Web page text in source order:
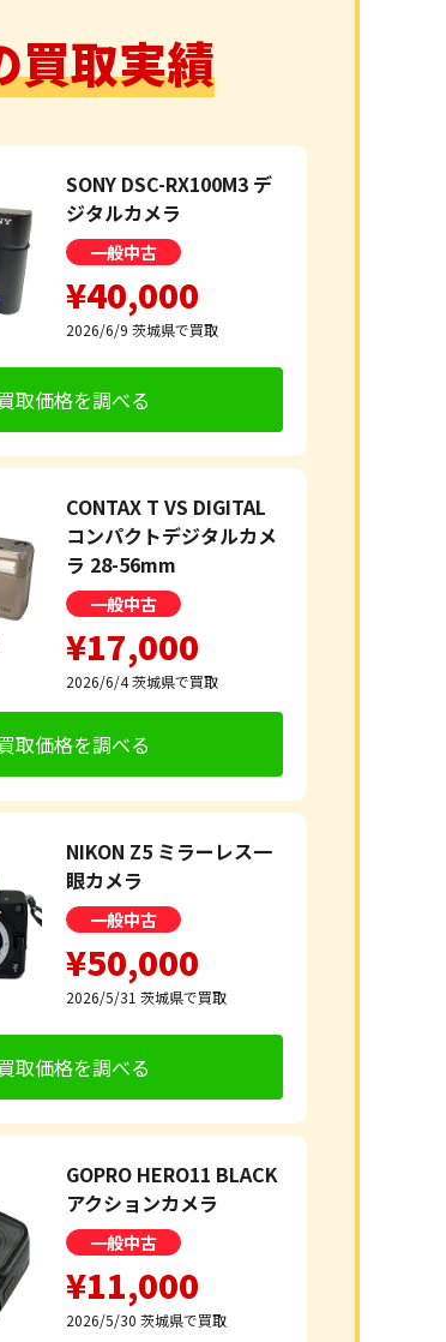
買取実績
SONY DSC-RX100M3 デ
ジタルカメラ
一般中古
¥40,000
2026/6/9 茨城県で買取
取価格を調べる
CONTAX T VS DIGITAL
コンパクトデジタルカメ
ラ 28-56mm
一般中古
¥17,000
2026/6/4茨城県で買取
取価格を調べる
NIKON Z5 ミラーレス一
眼カメラ
一般中古
¥50,000
2026/5/31 茨城県で買取
取価格を調べる
GOPRO HERO11 BLACK
アクションカメラ
一般中古
¥11,000
2026/5/30 茨城県で買取